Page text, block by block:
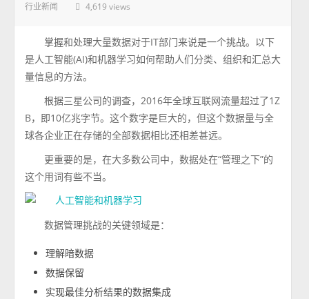
行业新闻 4,619 views
掌握和处理大量数据对于IT部门来说是一个挑战。以下
是人工智能(AI)和机器学习如何帮助人们分类、组织和汇总大
量信息的方法。
根据三星公司的调查，2016年全球互联网流量超过了1Z
B，即10亿兆字节。这个数字是巨大的，但这个数据量与全
球各企业正在存储的全部数据相比还相差甚远。
更重要的是，在大多数公司中，数据处在“管理之下”的
这个用词有些不当。
数据管理挑战的关键领域是：
理解暗数据
数据保留
实现最佳分析结果的数据集成